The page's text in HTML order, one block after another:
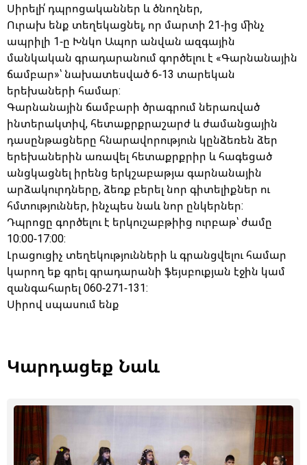
Սիրելի՛ դպրոցականներ և ծնողներ,
Ուրախ ենք տեղեկացնել, որ մարտի 21-ից մինչ
ապրիլի 1-ը Խնկո Ապոր անվան ազգային
մանկական գրադարանում գործելու է «Գարնանային
ճամբար»՝ նախատեսված 6-13 տարեկան
երեխաների համար:
Գարնանային ճամբարի ծրագրում ներառված
ինտերակտիվ, հետաքրքրաշարժ և ժամանցային
դասընթացները հնարավորություն կընձեռեն ձեր
երեխաներին առավել հետաքրքրիր և հագեցած
անցկացնել իրենց երկշաբաթյա գարնանային
արձակուրդները, ձեռք բերել նոր գիտելիքներ ու
հմտություններ, ինչպես նաև նոր ընկերներ:
Դպրոցը գործելու է երկուշաբթիից ուրբաթ՝ ժամը
10:00-17:00:
Լրացուցիչ տեղեկությունների և գրանցվելու համար
կարող եք գրել գրադարանի ֆեյսբուքյան էջին կամ
զանգահարել 060-271-131:
Սիրով սպասում ենք
Կարդացեք Նաև